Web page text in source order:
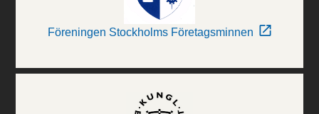
Föreningen Stockholms Företagsminnen